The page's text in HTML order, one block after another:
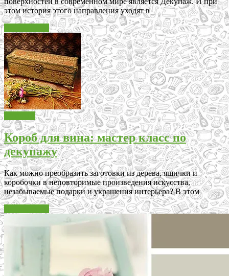
этом история этого направления уходят в
Короб для вина: мастер класс по
декупажу
Как можно преобразить заготовки из дерева, ящички и
коробочки в неповторимые произведения искусства,
незабываемые подарки и украшения интерьера? В этом